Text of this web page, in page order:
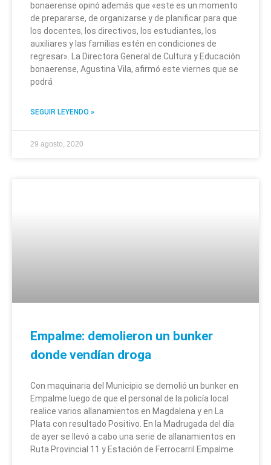
bonaerense opinó además que «este es un momento
de prepararse, de organizarse y de planificar para que
los docentes, los directivos, los estudiantes, los
auxiliares y las familias estén en condiciones de
regresar». La Directora General de Cultura y Educación
bonaerense, Agustina Vila, afirmó este viernes que se
podrá
SEGUIR LEYENDO »
29 agosto, 2020
Empalme: demolieron un bunker
donde vendían droga
Con maquinaria del Municipio se demolió un bunker en
Empalme luego de que el personal de la policía local
realice varios allanamientos en Magdalena y en La
Plata con resultado Positivo. En la Madrugada del día
de ayer se llevó a cabo una serie de allanamientos en
Ruta Provincial 11 y Estación de Ferrocarril Empalme